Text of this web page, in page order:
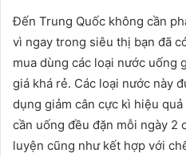
Đến Trung Quốc không cần
vì ngay trong siêu thị bạn đã
mua dùng các loại nước uống
giá khá rẻ. Các loại nước này
dụng giảm cân cực kì hiệu
cần uống đều đặn mỗi ngày 2
luyện cũng như kết hợp với